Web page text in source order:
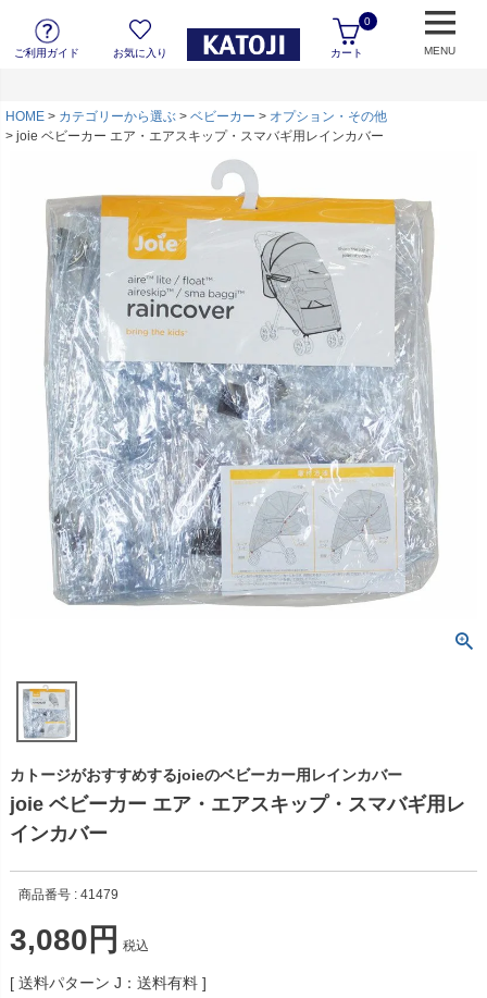
ご利用ガイド お気に入り カート
0
MENU
HOME カテゴリーから選ぶ ベビーカー
オプション・その他
joie ベビーカー エア・エアスキップ・スマバギ用レインカバー
カトージがおすすめするjoieのベビーカー用レインカバー
joie ベビーカー エア・エアスキップ・スマバギ用レ
インカバー
商品番号 41479
3,080 税込
送料パターン J：送料有料